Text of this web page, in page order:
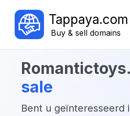
Tappaya.com
Buy & sell domains
sale
Bent u geïnteresseerd